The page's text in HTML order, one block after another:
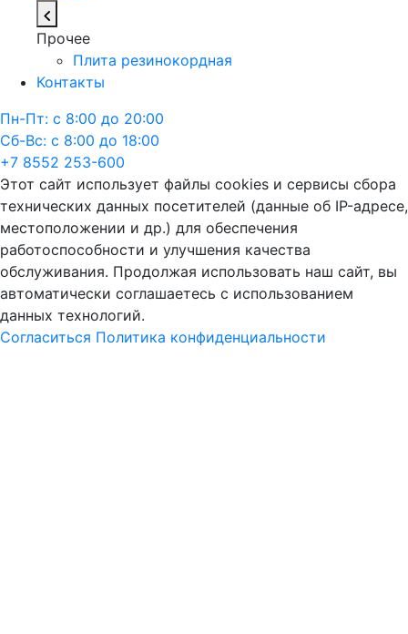
Прочее
Плита резинокордная
Контакты
Пн-Пт: с 8:00 до 20:00
Сб-Вс: с 8:00 до 18:00
+7 8552 253-600
Этот сайт использует файлы cookies и сервисы сбора
технических данных посетителей (данные об IP-адресе,
местоположении и др.) для обеспечения
работоспособности и улучшения качества
обслуживания. Продолжая использовать наш сайт, вы
автоматически соглашаетесь с использованием
данных технологий.
Согласиться Политика конфиденциальности